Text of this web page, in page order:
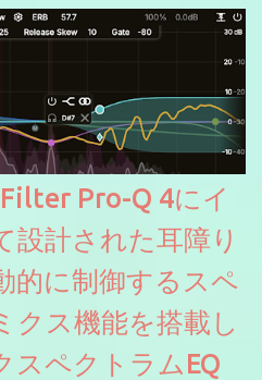
Pro-Q 4にイ
設計された耳障り
的に制御するスペ
クス機能を搭載し
スペクトラムEQ